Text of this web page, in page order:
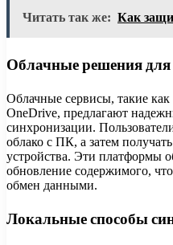
Читать так же: Как
Облачные решения
Облачные сервисы, такие
OneDrive, предлагают
синхронизации.
облако с ПК, а затем
устройства. Эти платформы
обновление содержимого,
обмен данными.
Локальные способы